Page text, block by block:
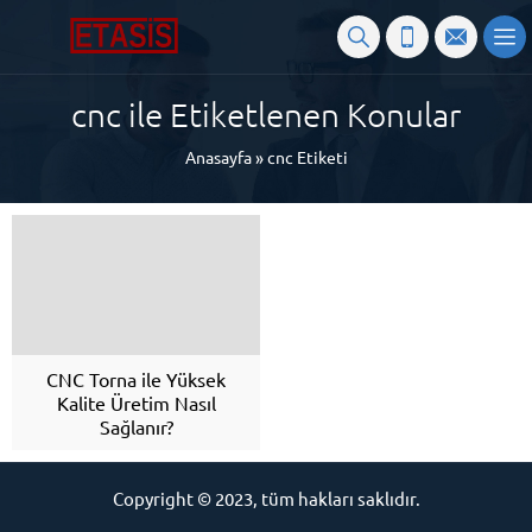
cnc ile Etiketlenen Konular
Anasayfa»cnc Etiketi
CNC Torna ile Yüksek
Kalite Üretim Nasıl
Sağlanır?
Copyright © 2023, tüm hakları saklıdır.